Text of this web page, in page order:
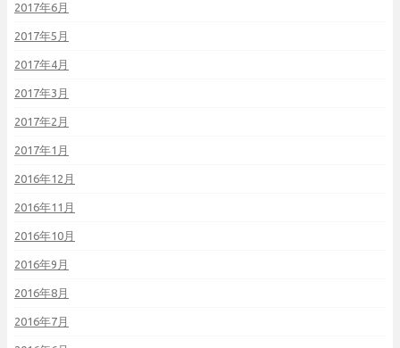
2017年6月
2017年5月
2017年4月
2017年3月
2017年2月
2017年1月
2016年12月
2016年11月
2016年10月
2016年9月
2016年8月
2016年7月